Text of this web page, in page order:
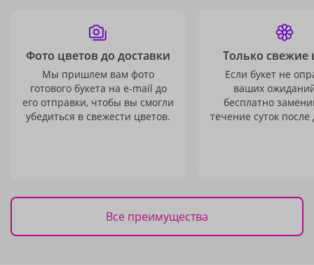
Фото цветов до доставки
Мы пришлем вам фото
готового букета на e-mail до
его отправки, чтобы вы смогли
убедиться в свежести цветов.
Только свежие
Если букет не
ваших
бесплатно
течение суток после
Все преимущества